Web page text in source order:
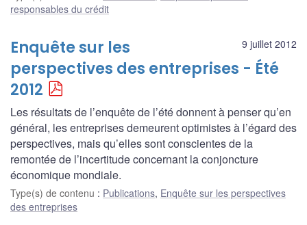
responsables du crédit
9 juillet 2012
Enquête sur les
perspectives des entreprises - Été
2012
Les résultats de l’enquête de l’été donnent à penser qu’en
général, les entreprises demeurent optimistes à l’égard des
perspectives, mais qu’elles sont conscientes de la
remontée de l’incertitude concernant la conjoncture
économique mondiale.
Type(s) de contenu : Publications, Enquête sur les perspectives
des entreprises